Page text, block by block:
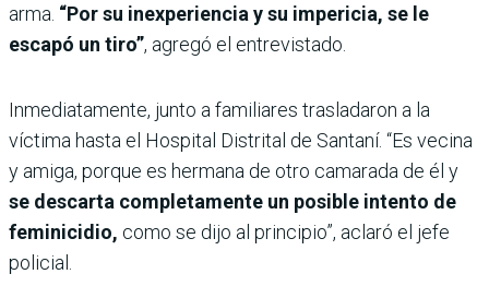
arma. “Por su inexperiencia y su impericia, se le
escapó un tiro”, agregó el entrevistado.
Inmediatamente, junto a familiares trasladaron a la
víctima hasta el Hospital Distrital de Santaní. “Es vecina
y amiga, porque es hermana de otro camarada de él y
se descarta completamente un posible intento de
feminicidio, como se dijo al principio”, aclaró el jefe
policial.